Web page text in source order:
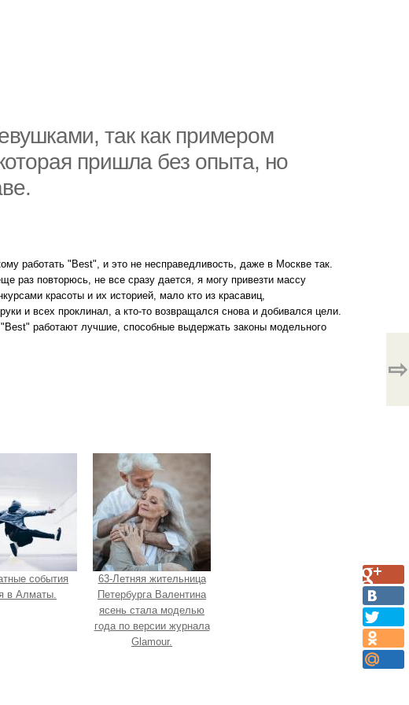
так как примером
пришла без опыта, но
работать "Best", и это не несправедливость, даже в Москве так.
раз повторюсь, не все сразу дается, я могу привезти массу
красоты и их историей, мало кто из красавиц,
и всех проклинал, а кто-то возвращался снова и добивался цели.
работают лучшие, способные выдержать законы модельного
⇨
события
в Алматы.
63-Летняя жительница
Петербурга Валентина
ясень стала моделью
года по версии журнала
Glamour.